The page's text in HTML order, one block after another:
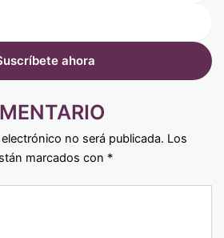
no será publicada. Los
marcados con *